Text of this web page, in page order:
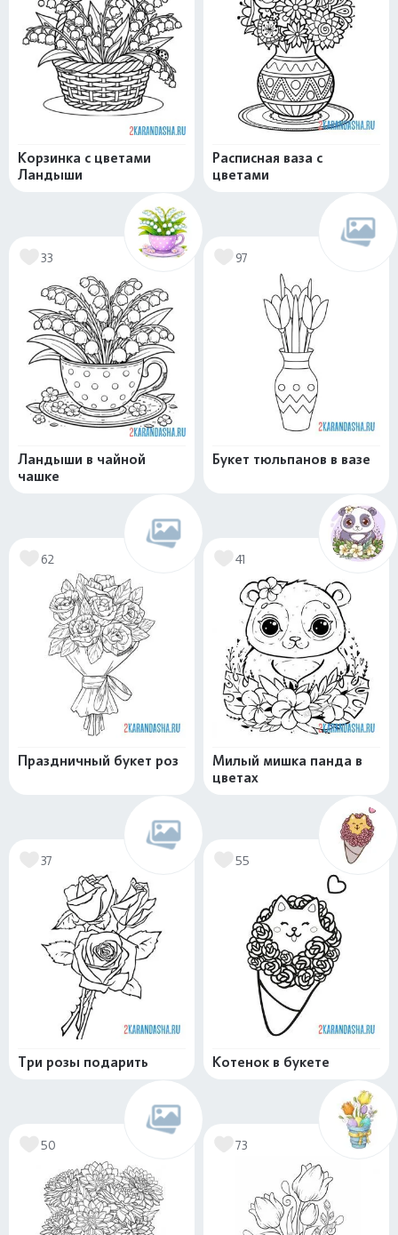
Корзинка с цветами
Ландыши
Расписная ваза с
цветами
33
Ландыши в чайной
чашке
97
Букет тюльпанов в вазе
62
Праздничный букет роз
41
Милый мишка панда в
цветах
37
Три розы подарить
55
Котенок в букете
50 73